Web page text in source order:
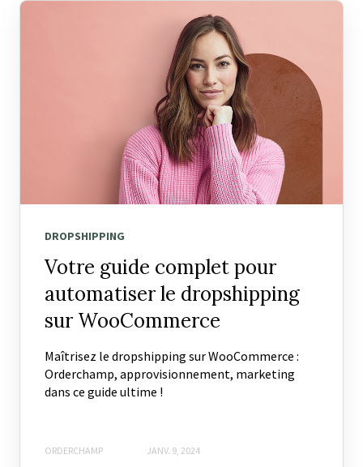
DROPSHIPPING
Votre guide complet pour
automatiser le dropshipping
sur WooCommerce
Maîtrisez le dropshipping sur WooCommerce :
Orderchamp, approvisionnement, marketing
dans ce guide ultime !
ORDERCHAMP JANV. 9, 2024